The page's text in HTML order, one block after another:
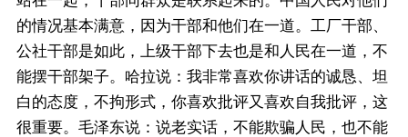
的情况基本满意，因为干部和他们在一道。工厂干部、
公社干部是如此，上级干部下去也是和人民在一道，不
能摆干部架子。哈拉说：我非常喜欢你讲话的诚恳、坦
白的态度，不拘形式，你喜欢批评又喜欢自我批评，这
很重要。毛泽东说：说老实话，不能欺骗人民，也不能